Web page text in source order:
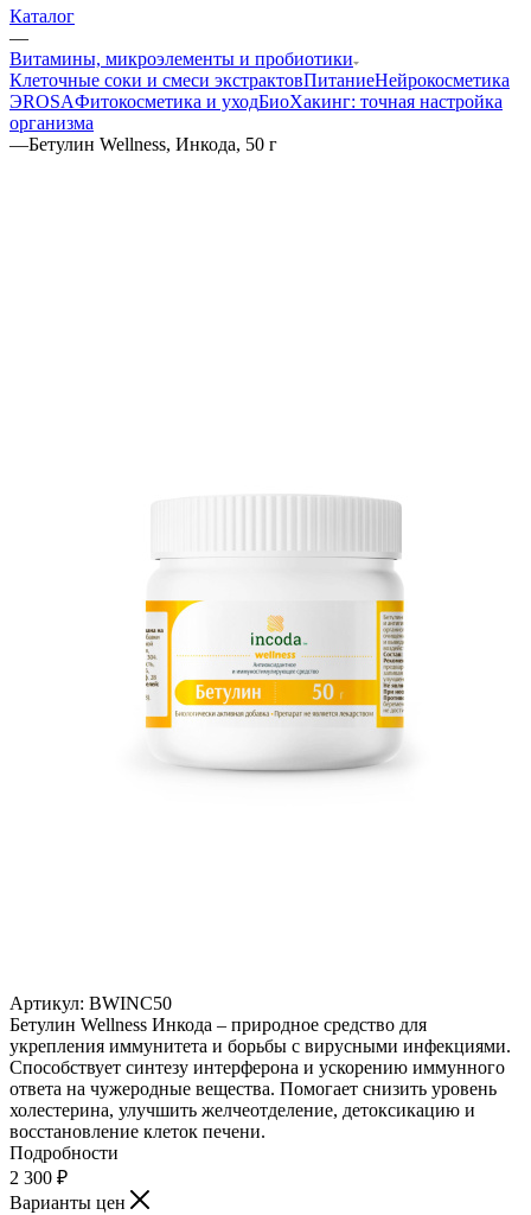
Каталог
—
Витамины, микроэлементы и пробиотики
Клеточные соки и смеси экстрактовПитаниеНейрокосметика
ЭROSAФитокосметика и уходБиоХакинг: точная настройка
организма
—Бетулин Wellness, Инкода, 50 г
Артикул: BWINC50
Бетулин Wellness Инкода – природное средство для
укрепления иммунитета и борьбы с вирусными инфекциями.
Способствует синтезу интерферона и ускорению иммунного
ответа на чужеродные вещества. Помогает снизить уровень
холестерина, улучшить желчеотделение, детоксикацию и
восстановление клеток печени.
Подробности
2 300 ₽
Варианты цен